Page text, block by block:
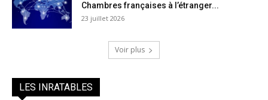
Chambres françaises à l’étranger...
23 juillet 2026
Voir plus
LES INRATABLES